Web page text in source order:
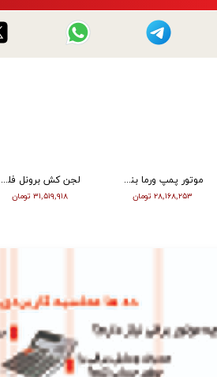
الکتروپمپ (پمپ اب ) آلبرو نیم اسب مدل QB60
۵,۸۱۰,۳۱۰ تومان
تیلر ورما دیزل 14 اسب هندلی مدل RT140DI
۳۳۵,۰۰۰,۰۰۰ تومان